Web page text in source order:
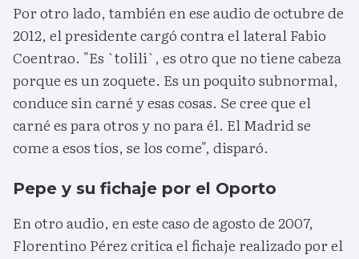
Por otro lado, también en ese audio de octubre de
2012, el presidente cargó contra el lateral Fabio
Coentrao. "Es `tolili`, es otro que no tiene cabeza
porque es un zoquete. Es un poquito subnormal,
conduce sin carné y esas cosas. Se cree que el
carné es para otros y no para él. El Madrid se
come a esos tíos, se los come", disparó.
Pepe y su fichaje por el Oporto
En otro audio, en este caso de agosto de 2007,
Florentino Pérez critica el fichaje realizado por el